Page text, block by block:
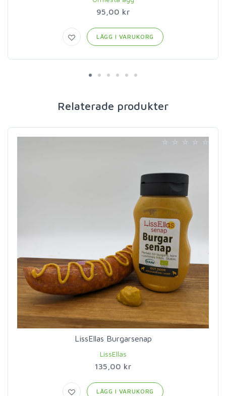
95,00 kr
LÄGG I VARUKORG
Relaterade produkter
LissEllas Burgarsenap
LissEllas
135,00 kr
LÄGG I VARUKORG